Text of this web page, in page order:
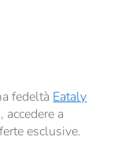
di consenso prestato ai
fedeltà Eataly
a
esclusive.